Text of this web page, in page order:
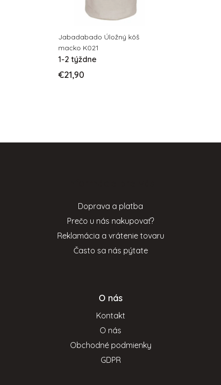
Jabadabado Úložný kôš
macko K021
1-2 týždne
€21,90
Doprava a platba
Prečo u nás nakupovať?
Reklamácia a vrátenie tovaru
Často sa nás pýtate
O nás
Kontakt
O nás
Obchodné podmienky
GDPR